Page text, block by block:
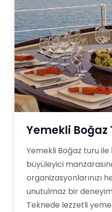
Yemekli Boğaz
Yemekli Boğaz turu ile
büyüleyici
organizasyonlarınızı
unutulmaz bir
Teknede lezzetli